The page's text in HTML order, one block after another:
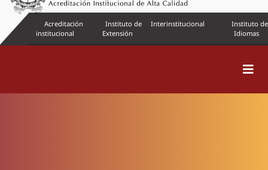
Acreditación
institucional
Instituto de
Extensión
Interinstitucional
Instituto de
Idiomas